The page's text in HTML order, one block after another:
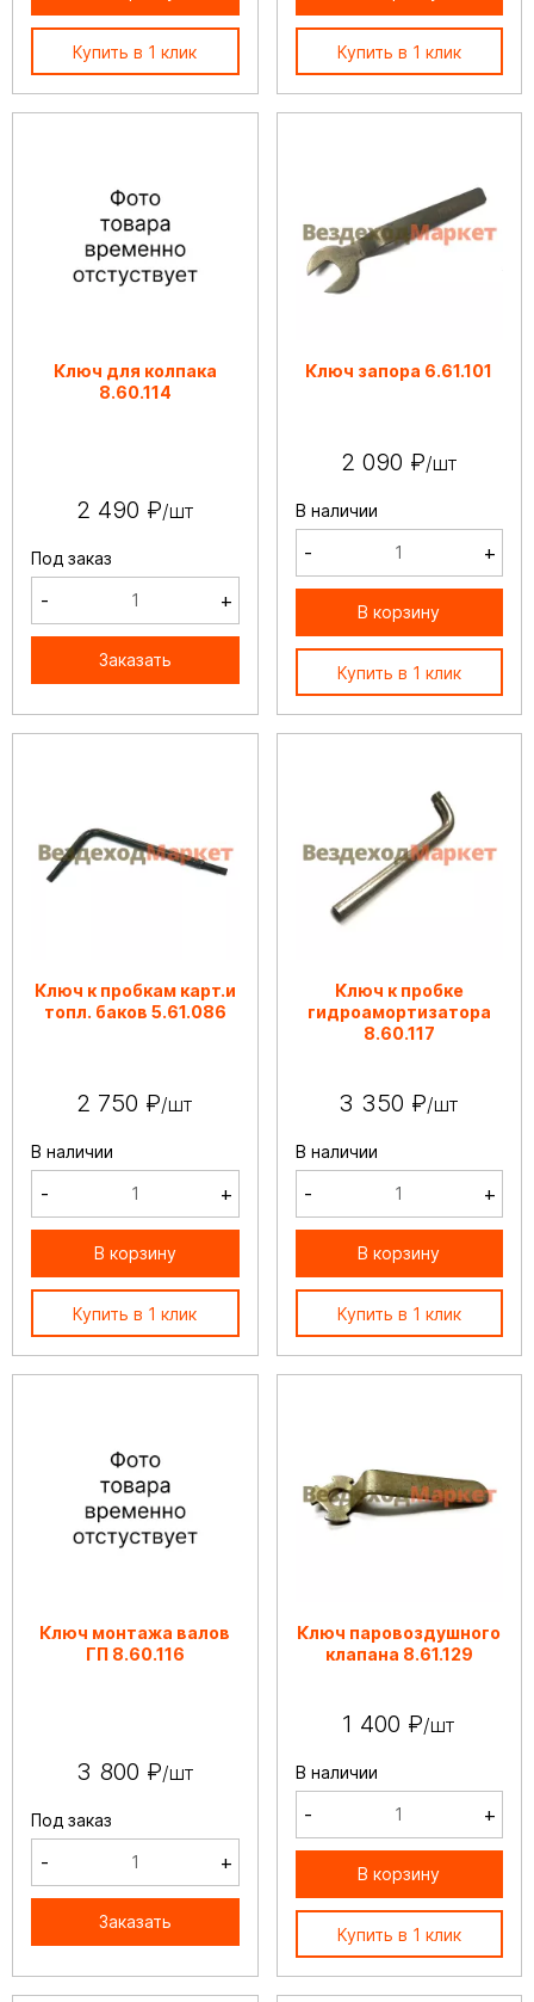
Купить в 1 клик Купить в 1 клик
Ключ для колпака
8.60.114
2 490 ₽/шт
Под заказ
- +
Заказать
Ключ запора 6.61.101
2 090 ₽/шт
В наличии
- +
В корзину
Купить в 1 клик
Ключ к пробкам карт.и
топл. баков 5.61.086
2 750 ₽/шт
В наличии
- +
В корзину
Купить в 1 клик
Ключ к пробке
гидроамортизатора
8.60.117
3 350 ₽/шт
В наличии
- +
В корзину
Купить в 1 клик
Ключ монтажа валов
ГП 8.60.116
3 800 ₽/шт
Под заказ
- +
Заказать
Ключ паровоздушного
клапана 8.61.129
1 400 ₽/шт
В наличии
- +
В корзину
Купить в 1 клик